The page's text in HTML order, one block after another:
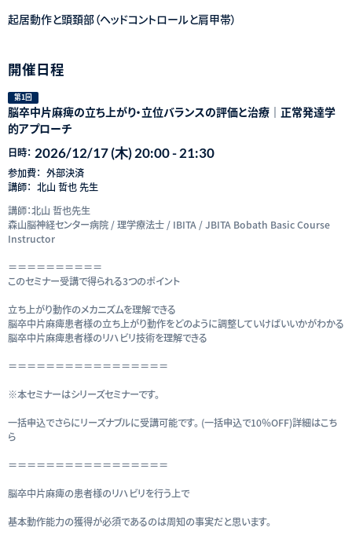
起居動作と頭頚部（ヘッドコントロールと肩甲帯）
開催日程
第1回
脳卒中片麻痺の立ち上がり・立位バランスの評価と治療｜正常発達学
的アプローチ
日時： 2026/12/17 (木) 20:00 - 21:30
参加費： 外部決済
講師： 北山 哲也 先生
講師：北山 哲也先生
森山脳神経センター病院 / 理学療法士 / IBITA / JBITA Bobath Basic Course
Instructor
＝＝＝＝＝＝＝＝＝＝
このセミナー受講で得られる3つのポイント
立ち上がり動作のメカニズムを理解できる
脳卒中片麻痺患者様の立ち上がり動作をどのように調整していけばいいかがわかる
脳卒中片麻痺患者様のリハビリ技術を理解できる
＝＝＝＝＝＝＝＝＝＝＝＝＝＝＝＝＝
※本セミナーはシリーズセミナーです。
一括申込でさらにリーズナブルに受講可能です。 (一括申込で10％OFF)詳細はこち
ら
＝＝＝＝＝＝＝＝＝＝＝＝＝＝＝＝＝
脳卒中片麻痺の患者様のリハビリを行う上で
基本動作能力の獲得が必須であるのは周知の事実だと思います。